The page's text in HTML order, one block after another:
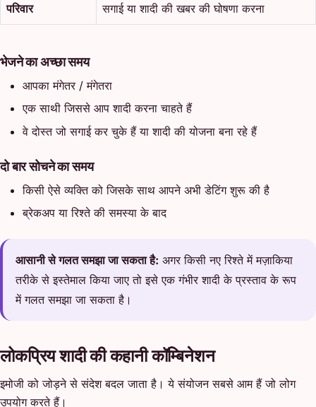
परिवार सगाई या शादी की खबर की घोषणा करना
भेजने का अच्छा समय
आपका मंगेतर / मंगेतरा
एक साथी जिससे आप शादी करना चाहते हैं
वे दोस्त जो सगाई कर चुके हैं या शादी की योजना बना रहे हैं
दो बार सोचने का समय
किसी ऐसे व्यक्ति को जिसके साथ आपने अभी डेटिंग शुरू की है
ब्रेकअप या रिश्ते की समस्या के बाद
आसानी से गलत समझा जा सकता है: अगर किसी नए रिश्ते में मज़ाकिया
तरीके से इस्तेमाल किया जाए तो इसे एक गंभीर शादी के प्रस्ताव के रूप
में गलत समझा जा सकता है।
लोकप्रिय शादी की कहानी कॉम्बिनेशन
इमोजी को जोड़ने से संदेश बदल जाता है। ये संयोजन सबसे आम हैं जो लोग
उपयोग करते हैं।